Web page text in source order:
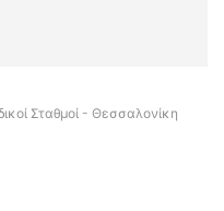
Σταθμοί - Θεσσαλονίκη